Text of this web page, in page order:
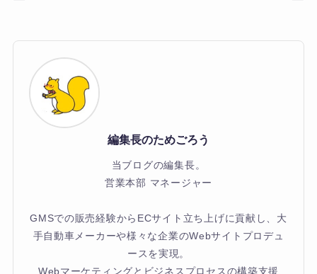
編集長のためごろう
当ブログの編集長。
営業本部 マネージャー
GMSでの販売経験からECサイト立ち上げに貢献し、大
手自動車メーカーや様々な企業のWebサイトプロデュ
ースを実現。
Webマーケティングとビジネスプロセスの構築支援